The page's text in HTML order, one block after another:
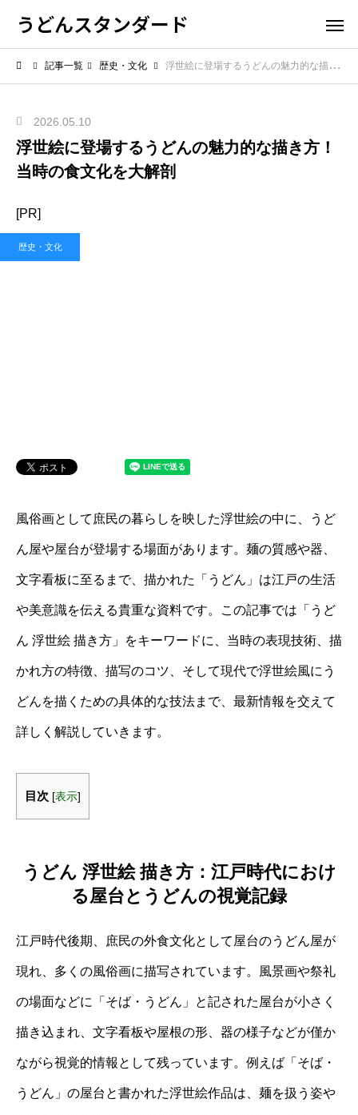
うどんスタンダード
記事一覧 歴史・文化 浮世絵に登場するうどんの魅力的な描き方！当時の食文化を大解剖
2026.05.10
浮世絵に登場するうどんの魅力的な描き方！
当時の食文化を大解剖
[PR]
歴史・文化
風俗画として庶民の暮らしを映した浮世絵の中に、うど
ん屋や屋台が登場する場面があります。麺の質感や器、
文字看板に至るまで、描かれた「うどん」は江戸の生活
や美意識を伝える貴重な資料です。この記事では「うど
ん 浮世絵 描き方」をキーワードに、当時の表現技術、描
かれ方の特徴、描写のコツ、そして現代で浮世絵風にう
どんを描くための具体的な技法まで、最新情報を交えて
詳しく解説していきます。
目次 [表示]
うどん 浮世絵 描き方：江戸時代におけ
る屋台とうどんの視覚記録
江戸時代後期、庶民の外食文化として屋台のうどん屋が
現れ、多くの風俗画に描写されています。風景画や祭礼
の場面などに「そば・うどん」と記された屋台が小さく
描き込まれ、文字看板や屋根の形、器の様子などが僅か
ながら視覚的情報として残っています。例えば「そば・
うどん」の屋台と書かれた浮世絵作品は、麺を扱う姿や